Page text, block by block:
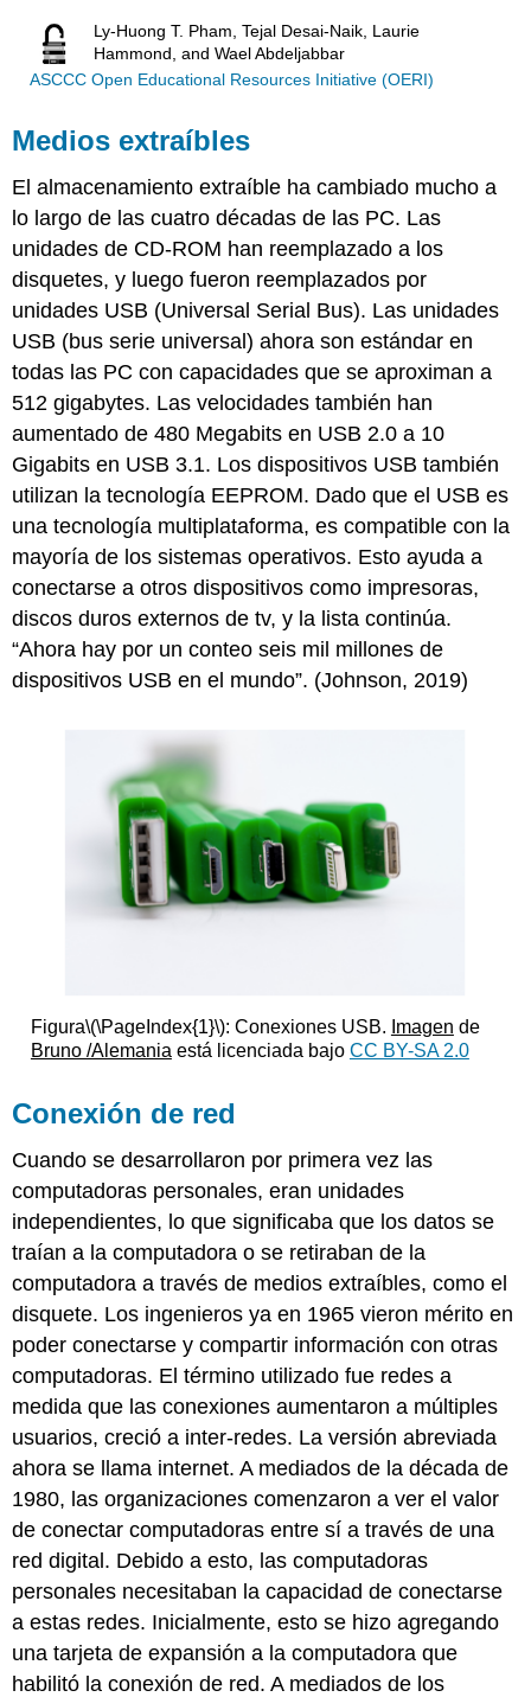
Ly-Huong T. Pham, Tejal Desai-Naik, Laurie
Hammond, and Wael Abdeljabbar
ASCCC Open Educational Resources Initiative (OERI)
Medios extraíbles
El almacenamiento extraíble ha cambiado mucho a
lo largo de las cuatro décadas de las PC. Las
unidades de CD-ROM han reemplazado a los
disquetes, y luego fueron reemplazados por
unidades USB (Universal Serial Bus). Las unidades
USB (bus serie universal) ahora son estándar en
todas las PC con capacidades que se aproximan a
512 gigabytes. Las velocidades también han
aumentado de 480 Megabits en USB 2.0 a 10
Gigabits en USB 3.1. Los dispositivos USB también
utilizan la tecnología EEPROM. Dado que el USB es
una tecnología multiplataforma, es compatible con la
mayoría de los sistemas operativos. Esto ayuda a
conectarse a otros dispositivos como impresoras,
discos duros externos de tv, y la lista continúa.
“Ahora hay por un conteo seis mil millones de
dispositivos USB en el mundo”. (Johnson, 2019)
Figura\(\PageIndex{1}\): Conexiones USB. Imagen de
Bruno /Alemania está licenciada bajo CC BY-SA 2.0
Conexión de red
Cuando se desarrollaron por primera vez las
computadoras personales, eran unidades
independientes, lo que significaba que los datos se
traían a la computadora o se retiraban de la
computadora a través de medios extraíbles, como el
disquete. Los ingenieros ya en 1965 vieron mérito en
poder conectarse y compartir información con otras
computadoras. El término utilizado fue redes a
medida que las conexiones aumentaron a múltiples
usuarios, creció a inter-redes. La versión abreviada
ahora se llama internet.A mediados de la década de
1980, las organizaciones comenzaron a ver el valor
de conectar computadoras entre sí a través de una
red digital. Debido a esto, las computadoras
personales necesitaban la capacidad de conectarse
a estas redes. Inicialmente, esto se hizo agregando
una tarjeta de expansión a la computadora que
habilitó la conexión de red. A mediados de los